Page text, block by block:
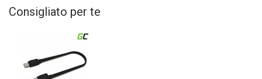
Consigliato per te